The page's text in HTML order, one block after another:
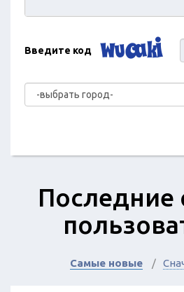
Введите код
Последние
Самые новые